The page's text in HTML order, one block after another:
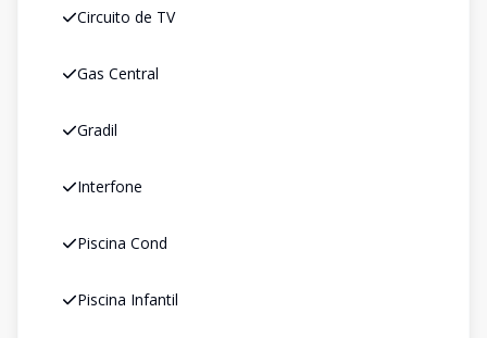
Circuito de TV
Gas Central
Gradil
Interfone
Piscina Cond
Piscina Infantil